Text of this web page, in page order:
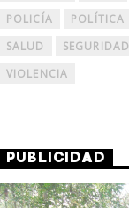
POLICÍA
POLÍTICA
SALUD
SEGURIDAD
VIOLENCIA
PUBLICIDAD